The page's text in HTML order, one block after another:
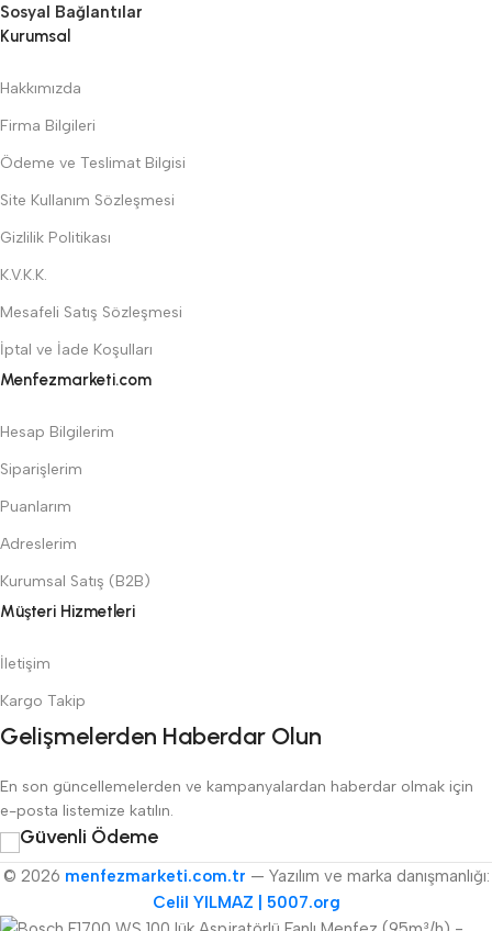
Sosyal Bağlantılar
Kurumsal
Hakkımızda
Firma Bilgileri
Ödeme ve Teslimat Bilgisi
Site Kullanım Sözleşmesi
Gizlilik Politikası
K.V.K.K.
Mesafeli Satış Sözleşmesi
İptal ve İade Koşulları
Menfezmarketi.com
Hesap Bilgilerim
Siparişlerim
Puanlarım
Adreslerim
Kurumsal Satış (B2B)
Müşteri Hizmetleri
İletişim
Kargo Takip
Gelişmelerden Haberdar Olun
En son güncellemelerden ve kampanyalardan haberdar olmak için
e-posta listemize katılın.
Güvenli Ödeme
© 2026 menfezmarketi.com.tr — Yazılım ve marka danışmanlığı:
Celil YILMAZ | 5007.org